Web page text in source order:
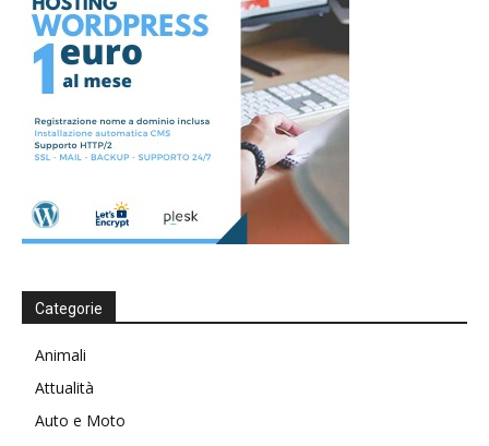
Categorie
Animali
Attualità
Auto e Moto